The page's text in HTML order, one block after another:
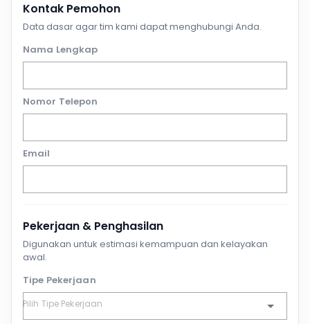
Kontak Pemohon
Data dasar agar tim kami dapat menghubungi Anda.
Nama Lengkap
Nomor Telepon
Email
Pekerjaan & Penghasilan
Digunakan untuk estimasi kemampuan dan kelayakan
awal.
Tipe Pekerjaan